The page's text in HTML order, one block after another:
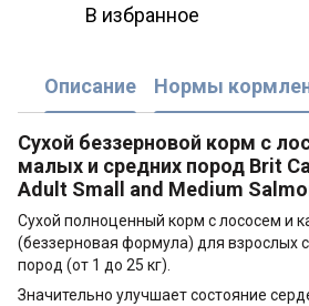
В избранное
Описание Нормы
Сухой беззерновой корм с
малых и средних пород Brit
Adult Small and Medium
Сухой полноценный корм с лососем и
(беззерновая формула) для взрослых
пород (от 1 до 25 кг).
Значительно улучшает состояние